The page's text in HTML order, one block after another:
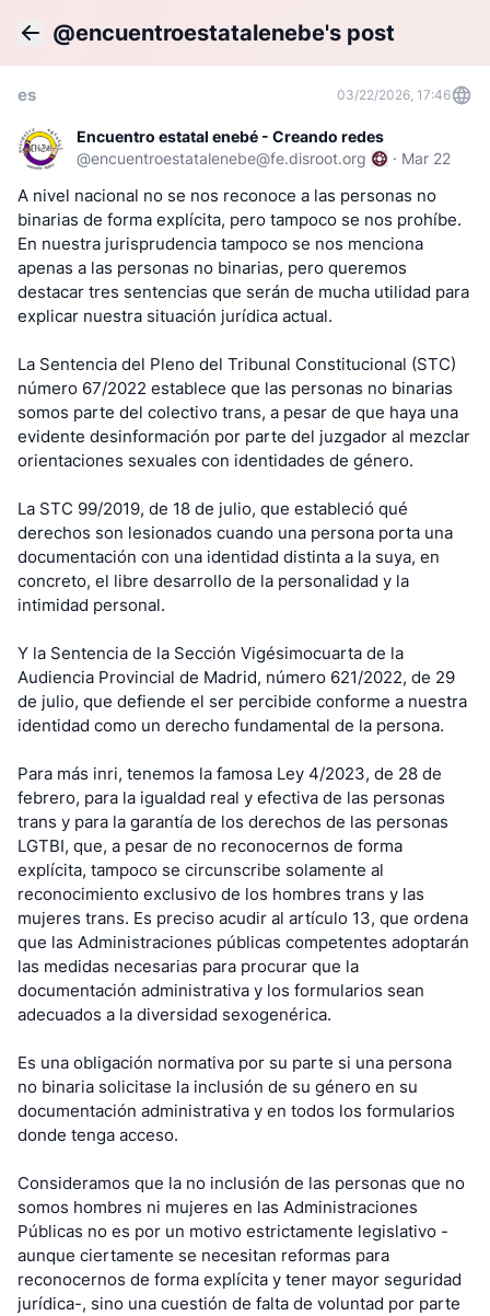
@encuentroestatalenebe's post
es 03/22/2026, 17:46
Encuentro estatal enebé - Creando redes
@encuentroestatalenebe@fe.disroot.org · Mar 22
A nivel nacional no se nos reconoce a las personas no
binarias de forma explícita, pero tampoco se nos prohíbe.
En nuestra jurisprudencia tampoco se nos menciona
apenas a las personas no binarias, pero queremos
destacar tres sentencias que serán de mucha utilidad para
explicar nuestra situación jurídica actual.
La Sentencia del Pleno del Tribunal Constitucional (STC)
número 67/2022 establece que las personas no binarias
somos parte del colectivo trans, a pesar de que haya una
evidente desinformación por parte del juzgador al mezclar
orientaciones sexuales con identidades de género.
La STC 99/2019, de 18 de julio, que estableció qué
derechos son lesionados cuando una persona porta una
documentación con una identidad distinta a la suya, en
concreto, el libre desarrollo de la personalidad y la
intimidad personal.
Y la Sentencia de la Sección Vigésimocuarta de la
Audiencia Provincial de Madrid, número 621/2022, de 29
de julio, que defiende el ser percibide conforme a nuestra
identidad como un derecho fundamental de la persona.
Para más inri, tenemos la famosa Ley 4/2023, de 28 de
febrero, para la igualdad real y efectiva de las personas
trans y para la garantía de los derechos de las personas
LGTBI, que, a pesar de no reconocernos de forma
explícita, tampoco se circunscribe solamente al
reconocimiento exclusivo de los hombres trans y las
mujeres trans. Es preciso acudir al artículo 13, que ordena
que las Administraciones públicas competentes adoptarán
las medidas necesarias para procurar que la
documentación administrativa y los formularios sean
adecuados a la diversidad sexogenérica.
Es una obligación normativa por su parte si una persona
no binaria solicitase la inclusión de su género en su
documentación administrativa y en todos los formularios
donde tenga acceso.
Consideramos que la no inclusión de las personas que no
somos hombres ni mujeres en las Administraciones
Públicas no es por un motivo estrictamente legislativo -
aunque ciertamente se necesitan reformas para
reconocernos de forma explícita y tener mayor seguridad
jurídica-, sino una cuestión de falta de voluntad por parte